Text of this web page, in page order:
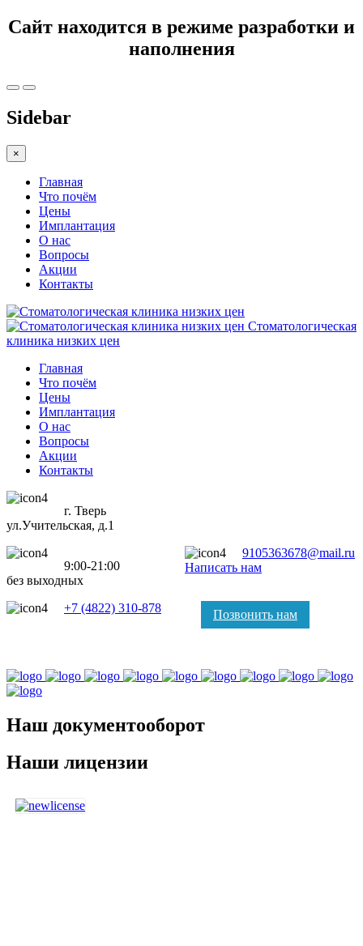
Сайт находится в режиме разработки и
наполнения
Sidebar
×
Главная
Что почём
Цены
Имплантация
О нас
Вопросы
Акции
Контакты
Стоматологическая
клиника низких цен
Главная
Что почём
Цены
Имплантация
О нас
Вопросы
Акции
Контакты
г. Тверь
ул.Учительская, д.1
9:00-21:00
без выходных
9105363678@mail.ru
Написать нам
+7 (4822) 310-878 Позвонить нам
Наш документооборот
Наши лицензии